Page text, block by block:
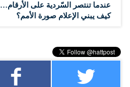
عندما تنتصر السّردية على الأرقام…
كيف يبني الإعلام صورة الأمم؟